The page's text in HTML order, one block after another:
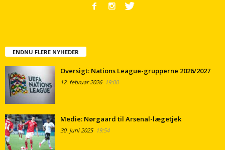
ENDNU FLERE NYHEDER
Oversigt: Nations League-grupperne 2026/2027
12. februar 202619:00
Medie: Nørgaard til Arsenal-lægetjek
30. juni 202519:54